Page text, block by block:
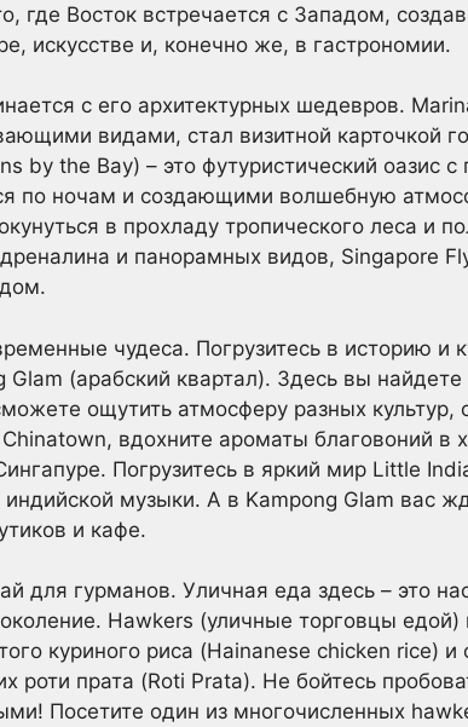
где Восток встречается с Западом,
искусстве и, конечно же, в гастрономии.
с его архитектурных шедевров.
видами, стал визитной карточкой
by the Bay) – это футуристический оазис с
по ночам и создающими волшебную
в прохладу тропического леса и
и панорамных видов, Singapore
чудеса. Погрузитесь в историю и
(арабский квартал). Здесь вы
ощутить атмосферу разных
вдохните ароматы благовоний в
Погрузитесь в яркий мир Little
музыки. А в Kampong Glam вас
и кафе.
для гурманов. Уличная еда здесь – это
Hawkers (уличные торговцы
куриного риса (Hainanese chicken rice)
роти прата (Roti Prata). Не бойтесь
Посетите один из многочисленных